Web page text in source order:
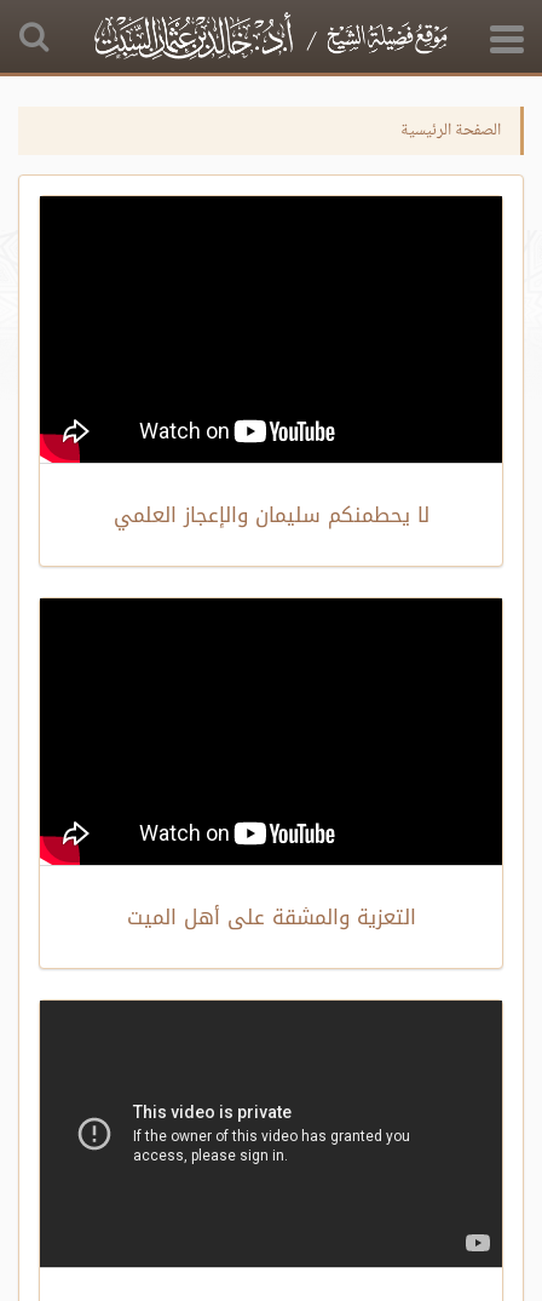
الصفحة الرئيسية
لا يحطمنكم سليمان والإعجاز العلمي
التعزية والمشقة على أهل الميت